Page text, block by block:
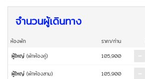
จำนวนผู้เดินทาง
ห้องพัก ราคา/ท่าน
ผู้ใหญ่ (พักห้องคู่) 105,900
ผู้ใหญ่ (พักห้องสาม) 105,900